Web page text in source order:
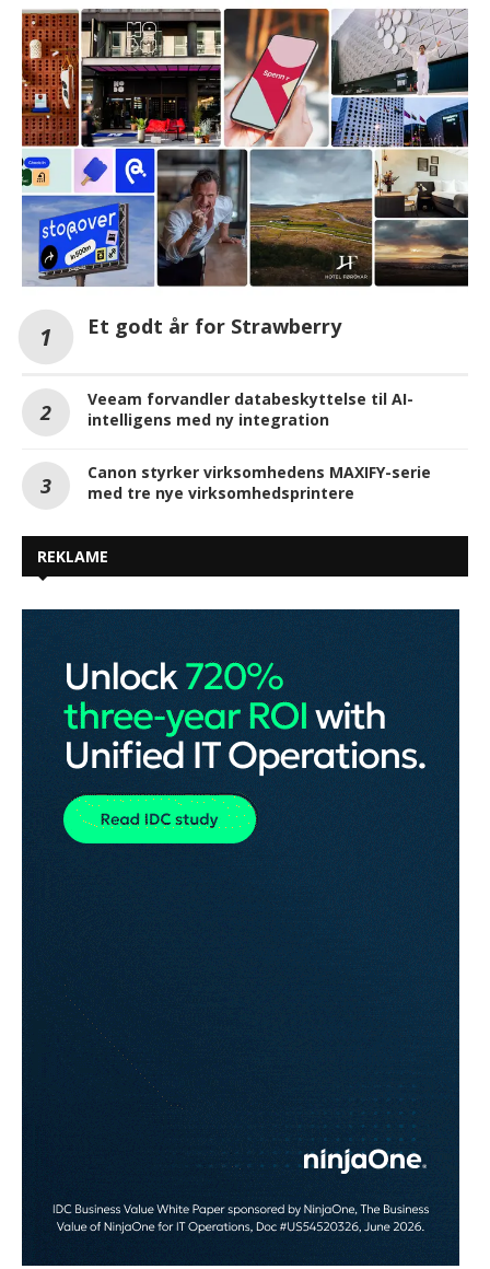
Et godt år for Strawberry
Veeam forvandler databeskyttelse til AI-
intelligens med ny integration
Canon styrker virksomhedens MAXIFY-serie
med tre nye virksomhedsprintere
REKLAME